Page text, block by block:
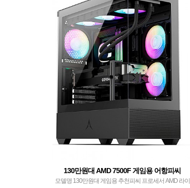
130만원대 AMD 7500F 게임용 어항피씨
모델명 130만원대 게임용 추천피씨 프로세서 AMD 라이